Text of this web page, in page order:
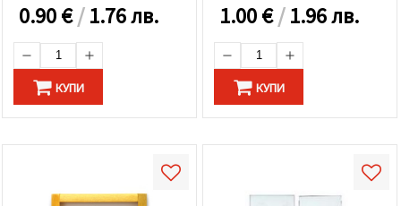
0.90€/1.76 лв.
КУПИ
1.00€/1.96 лв.
КУПИ